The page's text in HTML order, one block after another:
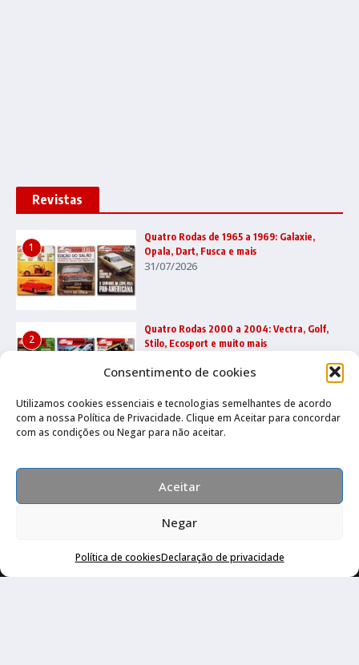
Consentimento de cookies
Utilizamos cookies essenciais e tecnologias semelhantes de acordo
com a nossa Política de Privacidade. Clique em Aceitar para concordar
com as condições ou Negar para não aceitar.
Aceitar
Negar
Política de cookiesDeclaração de privacidade
Revistas
1
Quatro Rodas de 1965 a 1969: Galaxie,
Opala, Dart, Fusca e mais
31/07/2026
2
Quatro Rodas 2000 a 2004: Vectra, Golf,
Stilo, Ecosport e muito mais
3
Quatro Rodas 1995 a 1999: Ka, Marea,
grandes esportivos e mais